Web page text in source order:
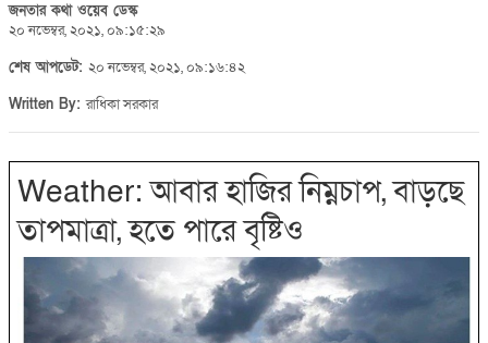
জনতার কথা ওয়েব ডেস্ক
২০ নভেম্বর, ২০২১, ০৯:১৫:২৯
শেষ আপডেট: ২০ নভেম্বর, ২০২১, ০৯:১৬:৪২
Written By:রাধিকা সরকার
Weather: আবার হাজির নিম্নচাপ, বাড়ছে
তাপমাত্রা, হতে পারে বৃষ্টিও